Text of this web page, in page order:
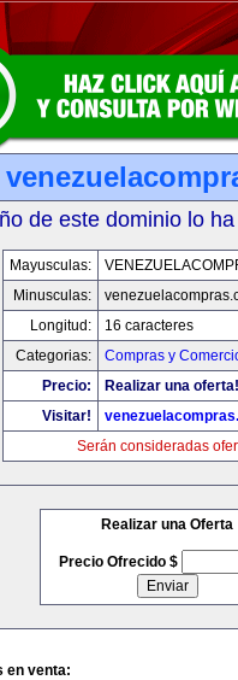
de este dominio lo
Mayusculas:
Minusculas:
Longitud:
16 caracteres
Categorias:
Compras y
Precio:
Realizar una oferta!
Visitar!
Serán consideradas
Realizar una Oferta
Precio Ofrecido $
en venta: